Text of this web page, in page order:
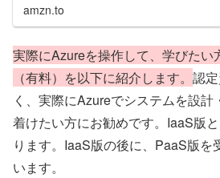
amzn.to
実際にAzureを操作して、学びたい
（有料）を以下に紹介します。 認
く、実際にAzureでシステムを設
着けたい方にお勧めです。IaaS版
ります。IaaS版の後に、PaaS版を
います。